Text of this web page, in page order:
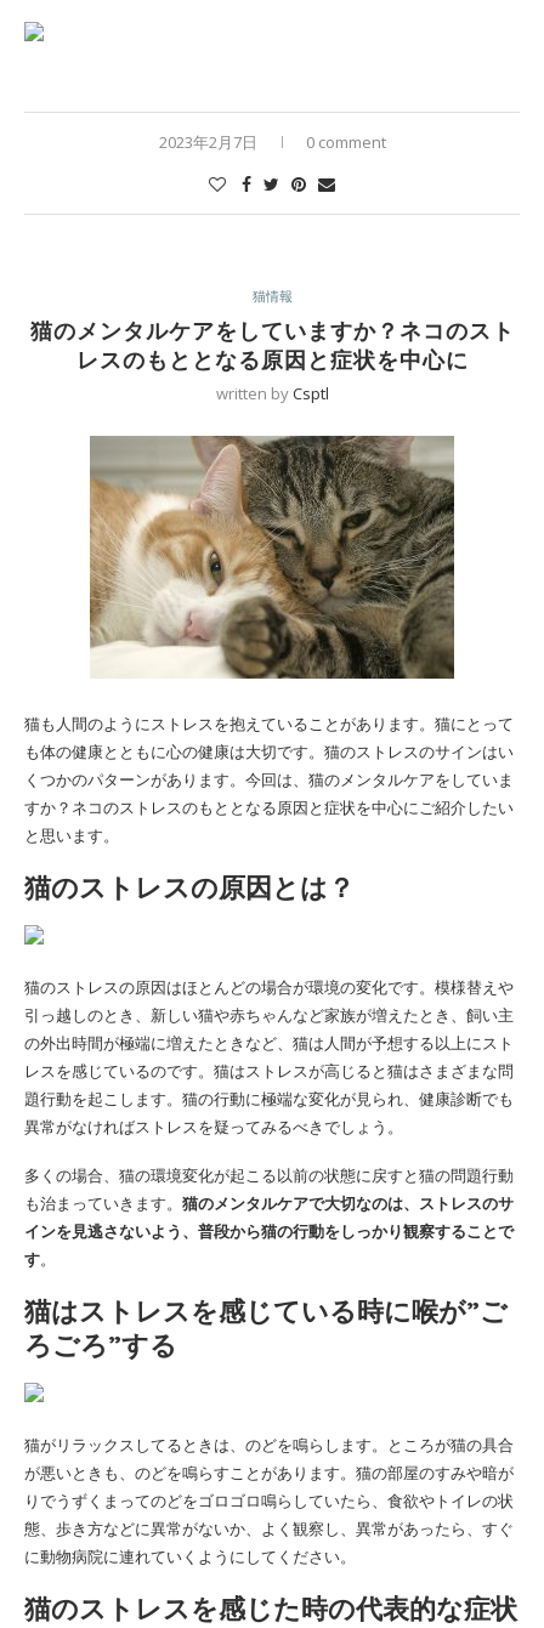
2023年2月7日 0 comment
猫情報
猫のメンタルケアをしていますか？ネコのスト
レスのもととなる原因と症状を中心に
written byCsptl
猫も人間のようにストレスを抱えていることがあります。猫にとって
も体の健康とともに心の健康は大切です。猫のストレスのサインはい
くつかのパターンがあります。今回は、猫のメンタルケアをしていま
すか？ネコのストレスのもととなる原因と症状を中心にご紹介したい
と思います。
猫のストレスの原因とは？
猫のストレスの原因はほとんどの場合が環境の変化です。模様替えや
引っ越しのとき、新しい猫や赤ちゃんなど家族が増えたとき、飼い主
の外出時間が極端に増えたときなど、猫は人間が予想する以上にスト
レスを感じているのです。猫はストレスが高じると猫はさまざまな問
題行動を起こします。猫の行動に極端な変化が見られ、健康診断でも
異常がなければストレスを疑ってみるべきでしょう。
多くの場合、猫の環境変化が起こる以前の状態に戻すと猫の問題行動
も治まっていきます。 猫のメンタルケアで大切なのは、ストレスのサ
インを見逃さないよう、普段から猫の行動をしっかり観察することで
す。
猫はストレスを感じている時に喉が”ご
ろごろ”する
猫がリラックスしてるときは、のどを鳴らします。ところが猫の具合
が悪いときも、のどを鳴らすことがあります。猫の部屋のすみや暗が
りでうずくまってのどをゴロゴロ鳴らしていたら、食欲やトイレの状
態、歩き方などに異常がないか、よく観察し、異常があったら、すぐ
に動物病院に連れていくようにしてください。
猫のストレスを感じた時の代表的な症状